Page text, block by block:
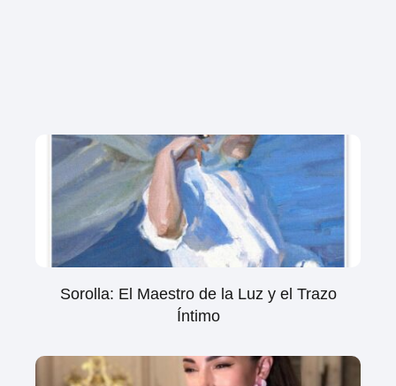
Sorolla: El Maestro de la Luz y el Trazo
Íntimo